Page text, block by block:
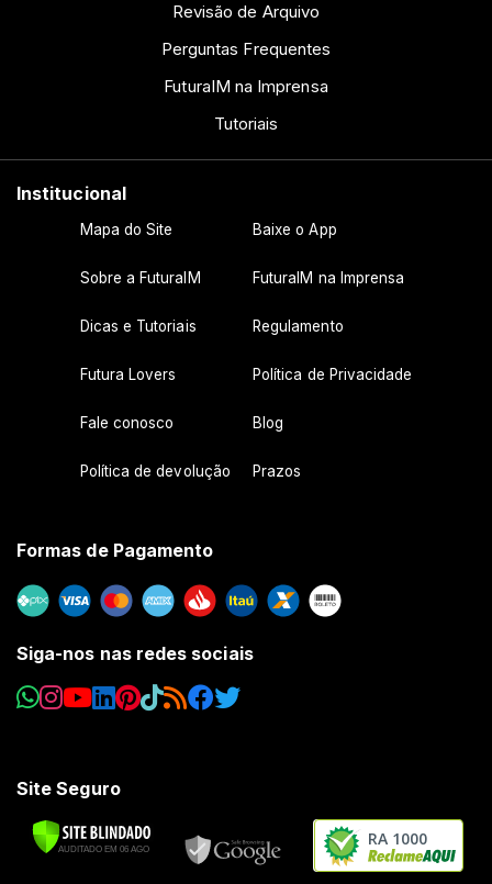
Revisão de Arquivo
Perguntas Frequentes
FuturaIM na Imprensa
Tutoriais
Institucional
Mapa do Site Baixe o App
Sobre a FuturaIM FuturaIM na Imprensa
Dicas e Tutoriais Regulamento
Futura Lovers Política de Privacidade
Fale conosco Blog
Política de devolução Prazos
Formas de Pagamento
Siga-nos nas redes sociais
Site Seguro
RA 1000